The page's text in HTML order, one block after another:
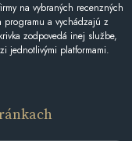
na vybraných recenzných
a vychádzajú z
zodpovedá inej službe,
jednotlivými platformami.